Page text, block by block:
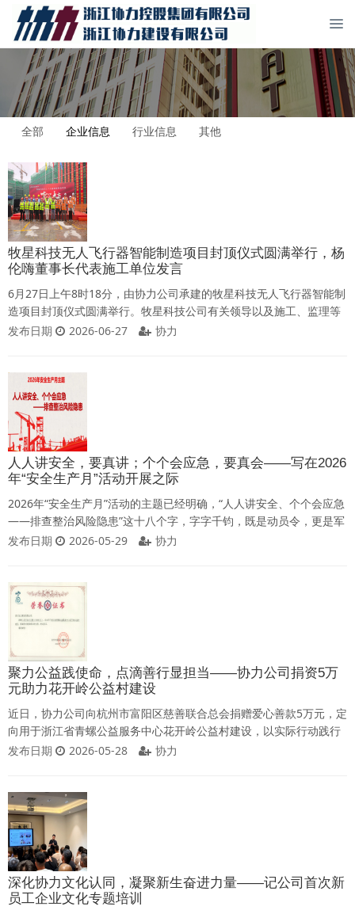
全部 企业信息 行业信息 其他
牧星科技无人飞行器智能制造项目封顶仪式圆满举行，杨
伦嗨董事长代表施工单位发言
6月27日上午8时18分，由协力公司承建的牧星科技无人飞行器智能制
造项目封顶仪式圆满举行。牧星科技公司有关领导以及施工、监理等
单位代表出席封顶仪式，共同手握红绸铁锹，为项目浇筑最后一方混
突出的优质科创公司，协力十分有幸能够参与其总部研发大楼的项目
建设，助力牧星科技发展。自项目开工
发布日期 2026-06-27 协力
人人讲安全，要真讲；个个会应急，要真会——写在2026
年“安全生产月”活动开展之际
2026年“安全生产月”活动的主题已经明确，“人人讲安全、个个会应急
——排查整治风险隐患”这十八个字，字字千钧，既是动员令，更是军
令状。它告诉我们：安全不是墙上的标语，不是本上的记录，而是每
能应付；重在“过硬”、而不是“过关”。公司上下要立即行动起来，以全
员参与、全员负责的姿态，
发布日期 2026-05-29 协力
聚力公益践使命，点滴善行显担当——协力公司捐资5万
元助力花开岭公益村建设
近日，协力公司向杭州市富阳区慈善联合总会捐赠爱心善款5万元，定
向用于浙江省青螺公益服务中心花开岭公益村建设，以实际行动践行
协力使命、彰显民企温情与担当。捐赠证书据悉，花开岭公益村坐落
村公益项目集群，致力于赋能县域公益，深化人才培养，探索零污染
乡村绿能美居模式，把花开岭建设
发布日期 2026-05-28 协力
深化协力文化认同，凝聚新生奋进力量——记公司首次新
员工企业文化专题培训